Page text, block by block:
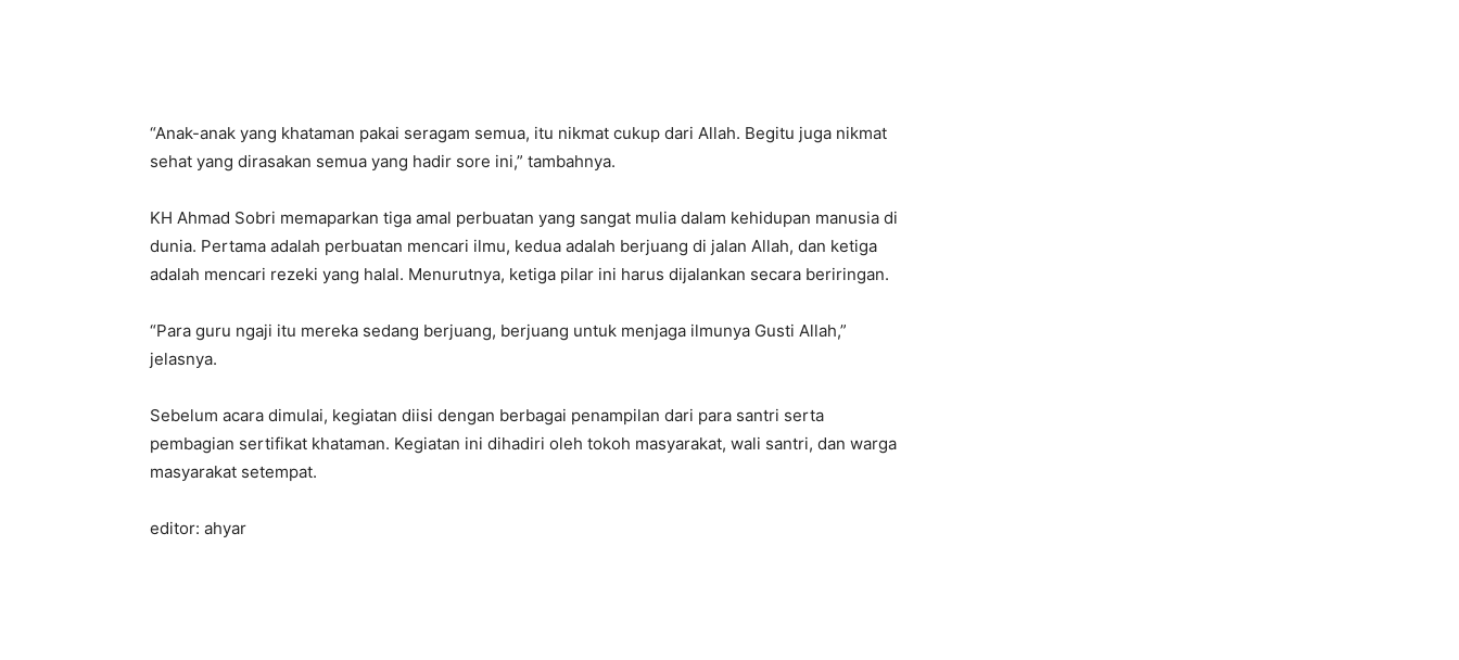
“Anak-anak yang khataman pakai seragam semua, itu nikmat cukup dari Allah. Begitu juga nikmat
sehat yang dirasakan semua yang hadir sore ini,” tambahnya.
KH Ahmad Sobri memaparkan tiga amal perbuatan yang sangat mulia dalam kehidupan manusia di
dunia. Pertama adalah perbuatan mencari ilmu, kedua adalah berjuang di jalan Allah, dan ketiga
adalah mencari rezeki yang halal. Menurutnya, ketiga pilar ini harus dijalankan secara beriringan.
“Para guru ngaji itu mereka sedang berjuang, berjuang untuk menjaga ilmunya Gusti Allah,”
jelasnya.
Sebelum acara dimulai, kegiatan diisi dengan berbagai penampilan dari para santri serta
pembagian sertifikat khataman. Kegiatan ini dihadiri oleh tokoh masyarakat, wali santri, dan warga
masyarakat setempat.
editor: ahyar